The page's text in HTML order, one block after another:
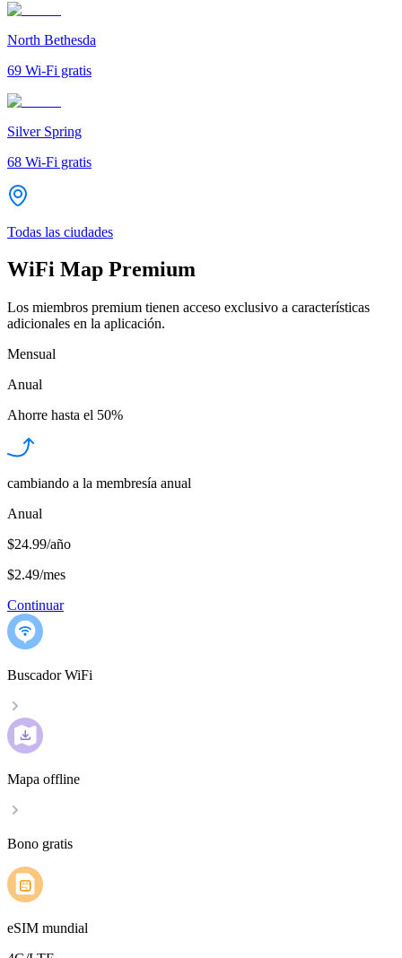
North Bethesda
69 Wi-Fi gratis
Silver Spring
68 Wi-Fi gratis
Todas las ciudades
WiFi Map Premium
Los miembros premium tienen acceso exclusivo a características
adicionales en la aplicación.
Mensual
Anual
Ahorre hasta el 50%
cambiando a la membresía anual
Anual
$24.99/año
$2.49/mes
Continuar
Buscador WiFi
Mapa offline
Bono gratis
eSIM mundial